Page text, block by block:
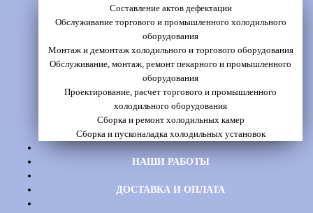
Составление актов дефектации
Обслуживание торгового и промышленного холодильного
оборудования
Монтаж и демонтаж холодильного и торгового оборудования
Обслуживание, монтаж, ремонт пекарного и промышленного
оборудования
Проектирование, расчет торгового и промышленного
холодильного оборудования
Сборка и ремонт холодильных камер
Сборка и пусконаладка холодильных установок
НАШИ РАБОТЫ
ДОСТАВКА И ОПЛАТА